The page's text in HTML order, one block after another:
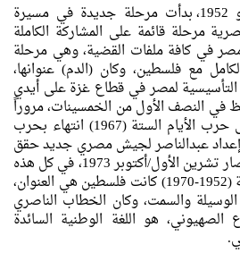
ثالثاً: مع ثورة تموز/يوليو 1952، بدأت مرحلة جديدة في مسيرة
مرحلة قائمة على المشاركة الكاملة
في كافة ملفات القضية، وهي مرحلة
مع فلسطين، وكان (الدم) عنوانها،
التأسيسية لمصر في قطاع غزة على أيدي
النصف الأول من الخمسينات، مروراً
بعدوان 1956 وما تلاه حتى حرب الأيام الستة (1967) انتهاء بحرب
(1968-1970)، وإعداد عبدالناصر لجيش مصري جديد حقق
به خلفه (أنور السادات) انتصار تشرين الأول/أكتوبر 1973، في كل هذه
المراحل عبر الفترة الناصرية (1952-1970) كانت فلسطين هي العنوان،
والسمت، وكان الخطاب الناصري
هو اللغة الوطنية السائدة